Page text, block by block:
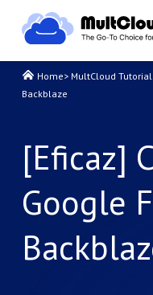
Home> MultCloud
Backblaze
[Eficaz]
Google